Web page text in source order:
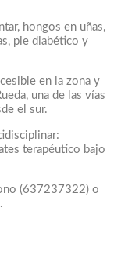
hongos en uñas,
pie diabético y
en la zona y
una de las vías
el sur.
terapéutico bajo
(637237322) o